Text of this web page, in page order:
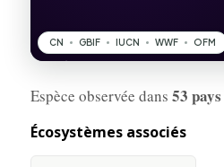
Espèce observée dans 53 pays
Écosystèmes associés